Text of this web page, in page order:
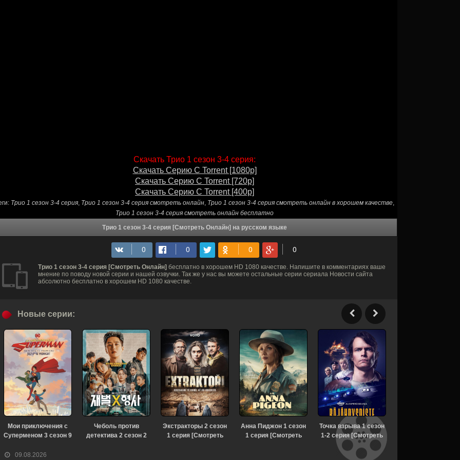
Скачать Трио 1 сезон 3-4 серия:
Скачать Серию С Torrent [1080p]
Скачать Серию С Torrent [720p]
Скачать Серию С Torrent [400p]
Трио 1 сезон 3-4 серия, Трио 1 сезон 3-4 серия смотреть онлайн, Трио 1 сезон 3-4 серия смотреть онлайн в хорошем качестве,
Трио 1 сезон 3-4 серия смотреть онлайн бесплатно
Трио 1 сезон 3-4 серия [Смотреть Онлайн] на русском языке
Трио 1 сезон 3-4 серия [Смотреть Онлайн] бесплатно в хорошем HD 1080 качестве. Напишите в комментариях ваше
мнение по поводу новой серии и нашей озвучки. Так же у нас вы можете остальные серии сериала Новости сайта
абсолютно бесплатно в хорошем HD 1080 качестве.
09.08.2026
Новые серии:
Мои приключения с
Суперменом 3 сезон 9
Онлайн]
Чеболь против
детектива 2 сезон 2
Экстракторы 2 сезон
1 серия [Смотреть
Анна Пиджон 1 сезон
1 серия [Смотреть
Точка взрыва 1 сезон
1-2 серия [Смотреть
Онлайн]